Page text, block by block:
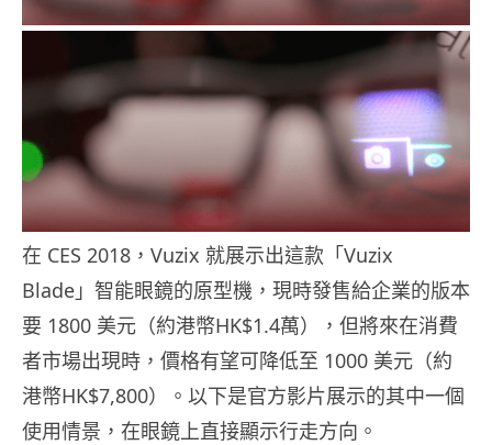
在 CES 2018，Vuzix 就展示出這款「Vuzix
Blade」智能眼鏡的原型機，現時發售給企業的版本
要 1800 美元（約港幣HK$1.4萬），但將來在消費
者市場出現時，價格有望可降低至 1000 美元（約
港幣HK$7,800）。以下是官方影片展示的其中一個
使用情景，在眼鏡上直接顯示行走方向。